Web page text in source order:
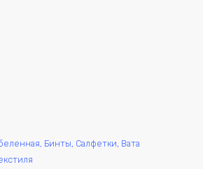
Бинты, Салфетки, Вата